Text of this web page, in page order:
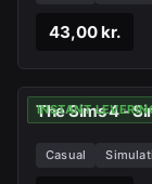
43,00 kr.
INSTANT
The Sims 4 -
Casual